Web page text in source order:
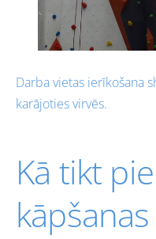
Darba vietas ierīkošana
karājoties virvēs.
Kā tikt